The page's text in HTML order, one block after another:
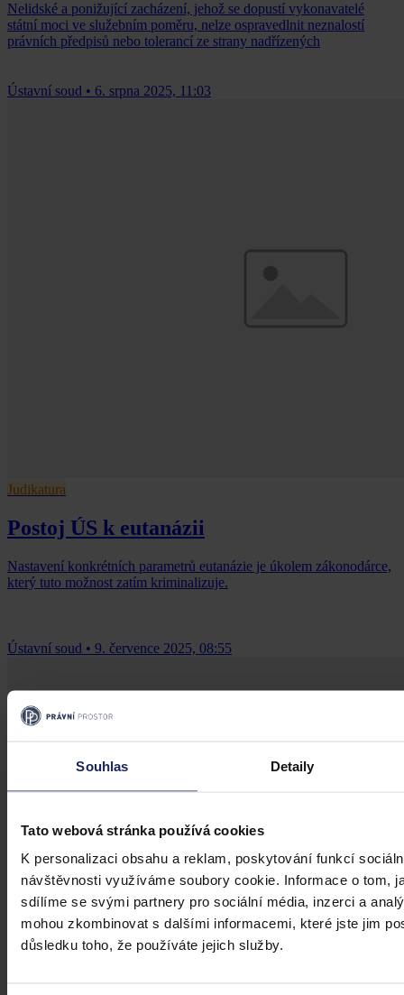
Souhlas Detaily
Tato webová stránka používá cookies
K personalizaci obsahu a reklam, poskytování funkcí
návštěvnosti využíváme soubory cookie. Informace o tom,
sdílíme se svými partnery pro sociální média, inzerci a
mohou zkombinovat s dalšími informacemi, které jste jim
důsledku toho, že používáte jejich služby.
Nelidské a ponižující zacházení, jehož se dopustí vykonavatelé
státní moci ve služebním poměru, nelze ospravedlnit neznalostí
právních předpisů nebo tolerancí ze strany nadřízených
Ústavní soud • 6. srpna 2025, 11:03
Judikatura
Postoj ÚS k eutanázii
Nastavení konkrétních parametrů eutanázie je úkolem zákonodárce,
který tuto možnost zatím kriminalizuje.
Ústavní soud • 9. července 2025, 08:55